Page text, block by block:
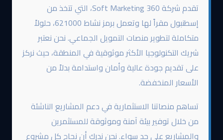
تقدم شركة 360 Soft Marketing، التي تتخذ من
إسطنبول مقراً لها وتعمل برمز نشاط 621000، حلولاً
متكاملة لتطوير منصات التمويل الجماعي. نحن نعتبر
شريك التكنولوجيا الأكثر موثوقية في المنطقة، حيث نركز
على تقديم جودة عالية وأمان واستدامة بدلاً من
الأسعار المنخفضة.
تساهم منصاتنا الاستثمارية في دعم المشاريع الناشئة
من خلال توفير بيئة آمنة وموثوقة للمستثمرين
والمشاريع على حد سواء. نحن ندرك أن نجاح كل مشروع